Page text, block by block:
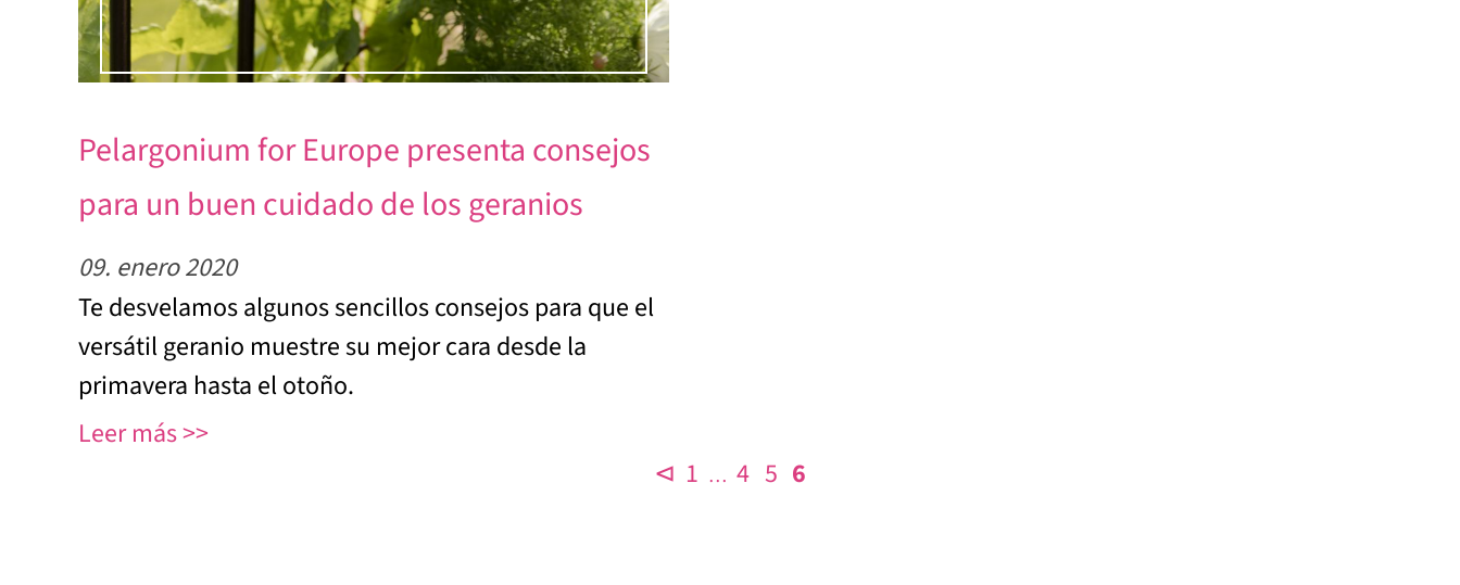
Pelargonium for Europe presenta consejos
para un buen cuidado de los geranios
09. enero 2020
Te desvelamos algunos sencillos consejos para que el
versátil geranio muestre su mejor cara desde la
primavera hasta el otoño.
Leer más
⊲ 1 … 4 5 6